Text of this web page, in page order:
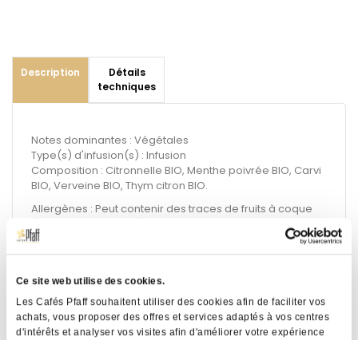
Ce site web utilise des cookies.
Les Cafés Pfaff souhaitent utiliser des cookies afin de faciliter vos
achats, vous proposer des offres et services adaptés à vos centres
d'intérêts et analyser vos visites afin d'améliorer votre expérience
Description
Détails
techniques
Notes dominantes : Végétales
Type(s) d'infusion(s) : Infusion
Composition : Citronnelle BIO, Menthe poivrée BIO, Carvi
BIO, Verveine BIO, Thym citron BIO.
Allergènes : Peut contenir des traces de fruits à coque
(amandes, noisettes), de lait et de soja.
Conservation : À conserver dans son emballage
Température maximale : 25 °C. Humidité relative